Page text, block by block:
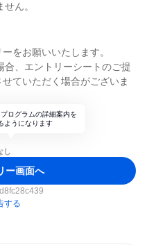
ん。
をお願いいたします。
、エントリーシートのご提
ていただく場合がございま
ログラムの詳細案内を
ようになります
し
ー画面へ
する